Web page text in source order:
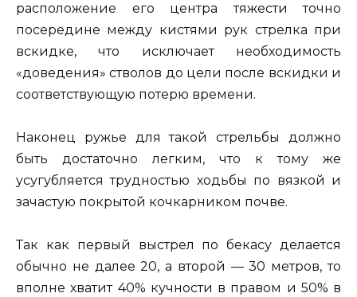
расположение его центра тяжести точно
посередине между кистями рук стрелка при
вскидке, что исключает необходимость
«доведения» стволов до цели после вскидки и
соответствующую потерю времени.
Наконец ружье для такой стрельбы должно
быть достаточно легким, что к тому же
усугубляется трудностью ходьбы по вязкой и
зачастую покрытой кочкарником почве.
Так как первый выстрел по бекасу делается
обычно не далее 20, а второй — 30 метров, то
вполне хватит 40% кучности в правом и 50% в